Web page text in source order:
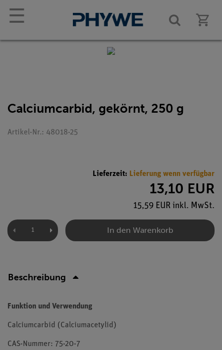
☰
Calciumcarbid, gekörnt, 250 g
Artikel-Nr.: 48018-25
Lieferzeit: Lieferung wenn verfügbar
13,10 EUR
15,59 EUR inkl. MwSt.
In den Warenkorb
Beschreibung
Funktion und Verwendung
Calciumcarbid (Calciumacetylid)
CAS-Nummer: 75-20-7